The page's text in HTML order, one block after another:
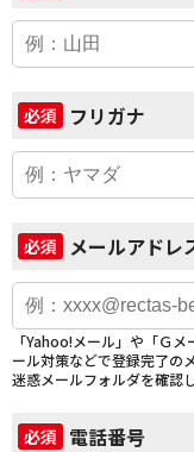
必須 フリガナ
必須 メールアドレ
「Yahoo!メール」や「Ｇ
ール対策などで登録完了の
迷惑メールフォルダを確認
必須 電話番号